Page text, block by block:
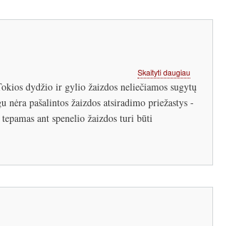
Skaityti daugiauapie
Spenelių
žaizdų
priežiūra
dydžio ir gylio žaizdos neliečiamos sugytų
pašalintos žaizdos atsiradimo priežastys -
ant spenelio žaizdos turi būti